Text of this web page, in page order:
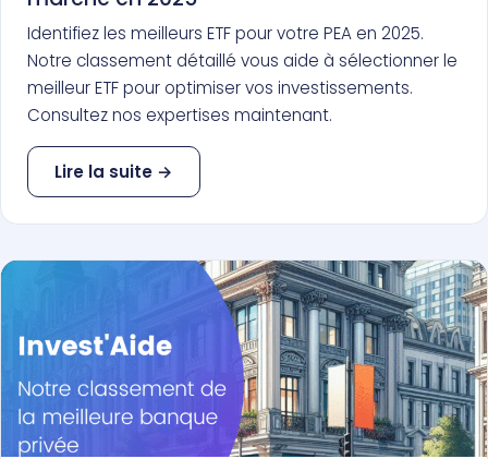
Identifiez les meilleurs ETF pour votre PEA en 2025.
Notre classement détaillé vous aide à sélectionner le
meilleur ETF pour optimiser vos investissements.
Consultez nos expertises maintenant.
Lire la suite →